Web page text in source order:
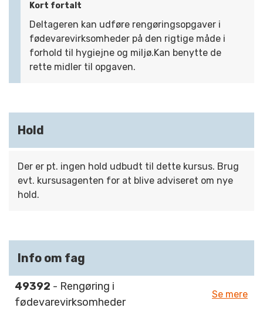
Kort fortalt
Deltageren kan udføre rengøringsopgaver i
fødevarevirksomheder på den rigtige måde i
forhold til hygiejne og miljø.Kan benytte de
rette midler til opgaven.
Hold
Der er pt. ingen hold udbudt til dette kursus. Brug
evt. kursusagenten for at blive adviseret om nye
hold.
Info om fag
49392 - Rengøring i
fødevarevirksomheder
Se mere